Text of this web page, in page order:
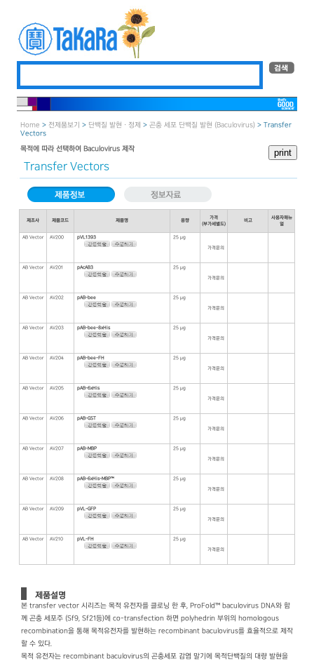
Home > 전제품보기 > 단백질 발현 · 정제 > 곤충 세포 단백질 발현 (Baculovirus) > Transfer
Vectors
목적에 따라 선택하여 Baculovirus 제작
Transfer Vectors
제조사 제품코드 제품명 용량
가격
(부가세별도)
비고
사용자매뉴
얼
AB Vector AV200 pVL1393 25 μg
가격문의
AB Vector AV201 pAcAB3 25 μg
가격문의
AB Vector AV202 pAB-bee 25 μg
가격문의
AB Vector AV203 pAB-bee-8xHis 25 μg
가격문의
AB Vector AV204 pAB-bee-FH 25 μg
가격문의
AB Vector AV205 pAB-6xHis 25 μg
가격문의
AB Vector AV206 pAB-GST 25 μg
가격문의
AB Vector AV207 pAB-MBP 25 μg
가격문의
AB Vector AV208 pAB-6xHis-MBP™ 25 μg
가격문의
AB Vector AV209 pVL-GFP 25 μg
가격문의
AB Vector AV210 pVL-FH 25 μg
가격문의
제품설명
본 transfer vector 시리즈는 목적 유전자를 클로닝 한 후, ProFold™ baculovirus DNA와 함
께 곤충 세포주 (Sf9, Sf21등)에 co-transfection 하면 polyhedrin 부위의 homologous
recombination을 통해 목적유전자를 발현하는 recombinant baculovirus를 효율적으로 제작
할 수 있다.
목적 유전자는 recombinant baculovirus의 곤충세포 감염 말기에 목적단백질의 대량 발현을